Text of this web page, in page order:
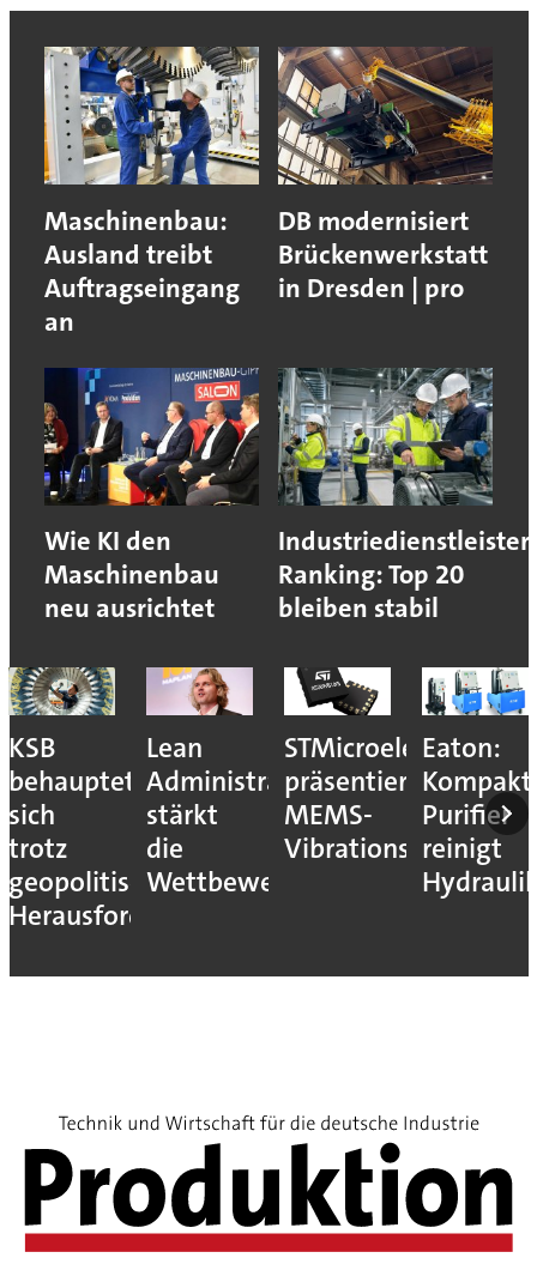
Maschinenbau:
Ausland treibt
Auftragseingang
an
DB modernisiert
Brückenwerkstatt
in Dresden | pro
Wie KI den
Maschinenbau
neu ausrichtet
Industriedienstleister-
Ranking: Top 20
bleiben stabil
KSB
behauptet
sich
trotz
geopolitischer
Herausforderungen
Lean
Administration
stärkt
die
Wettbewerbsfähigkeit
STMicroelectronics
präsentiert
MEMS-
Vibrationssensor
Eaton:
Purifier
reinigt